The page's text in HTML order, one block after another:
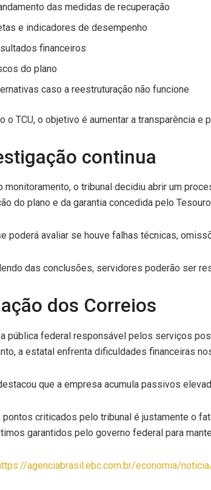
das medidas de recuperação
e indicadores de desempenho
financeiros
do plano
caso a reestruturação não funcione
o TCU, o objetivo é aumentar a transparência
continua
monitoramento, o tribunal decidiu abrir um
do plano e da garantia concedida pelo
poderá avaliar se houve falhas técnicas,
das conclusões, servidores poderão ser
dos Correios
pública federal responsável pelos serviços
a estatal enfrenta dificuldades financeiras
que a empresa acumula passivos
pontos criticados pelo tribunal é justamente o
garantidos pelo governo federal para
agenciabrasil.ebc.com.br/economia/